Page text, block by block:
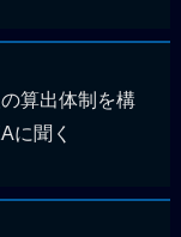
算出体制を構
に聞く